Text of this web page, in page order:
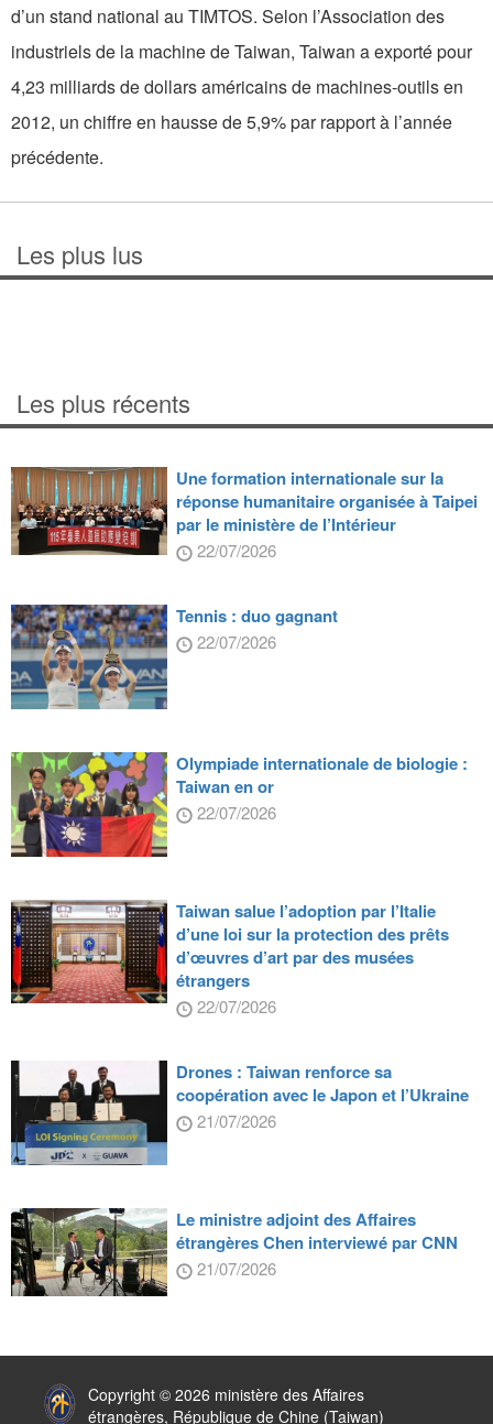
d’un stand national au TIMTOS. Selon l’Association des
industriels de la machine de Taiwan, Taiwan a exporté pour
4,23 milliards de dollars américains de machines-outils en
2012, un chiffre en hausse de 5,9% par rapport à l’année
précédente.
Les plus lus
Les plus récents
Une formation internationale sur la
réponse humanitaire organisée à Taipei
par le ministère de l’Intérieur
22/07/2026
Tennis : duo gagnant
22/07/2026
Olympiade internationale de biologie :
Taiwan en or
22/07/2026
Taiwan salue l’adoption par l’Italie
d’une loi sur la protection des prêts
d’œuvres d’art par des musées
étrangers
22/07/2026
Drones : Taiwan renforce sa
coopération avec le Japon et l’Ukraine
21/07/2026
Le ministre adjoint des Affaires
étrangères Chen interviewé par CNN
21/07/2026
Copyright © 2026 ministère des Affaires
étrangères, République de Chine (Taiwan)